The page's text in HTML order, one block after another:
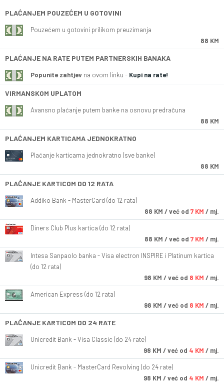
PLAĆANJEM POUZEĆEM U GOTOVINI
Pouzećem u gotovini prilikom preuzimanja
88 KM
PLAĆANJE NA RATE PUTEM PARTNERSKIH BANAKA
Popunite zahtjev na ovom linku - Kupi na rate!
VIRMANSKOM UPLATOM
Avansno plaćanje putem banke na osnovu predračuna
88 KM
PLAĆANJEM KARTICAMA JEDNOKRATNO
Plaćanje karticama jednokratno (sve banke)
88 KM
PLAĆANJE KARTICOM DO 12 RATA
Addiko Bank - MasterCard (do 12 rata)
88 KM / već od 7 KM / mj.
Diners Club Plus kartica (do 12 rata)
88 KM / već od 7 KM / mj.
Intesa Sanpaolo banka - Visa electron INSPIRE i Platinum kartica
(do 12 rata)
98 KM / već od 8 KM / mj.
American Express (do 12 rata)
98 KM / već od 8 KM / mj.
PLAĆANJE KARTICOM DO 24 RATE
Unicredit Bank - Visa Classic (do 24 rate)
98 KM / već od 4 KM / mj.
Unicredit Bank - MasterCard Revolving (do 24 rate)
98 KM / već od 4 KM / mj.